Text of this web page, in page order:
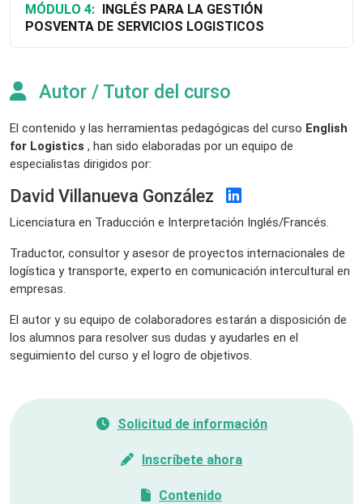
MÓDULO 4:
POSVENTA DE SERVICIOS LOGISTICOS
Autor / Tutor del curso
El contenido y las herramientas pedagógicas del curso English
for Logistics , han sido elaboradas por un equipo de
especialistas dirigidos por:
David Villanueva González
Licenciatura en Traducción e Interpretación Inglés/Francés.
Traductor, consultor y asesor de proyectos internacionales de
logística y transporte, experto en comunicación intercultural en
empresas.
El autor y su equipo de colaboradores estarán a disposición de
los alumnos para resolver sus dudas y ayudarles en el
seguimiento del curso y el logro de objetivos.
Solicitud de información
Inscríbete ahora
Contenido